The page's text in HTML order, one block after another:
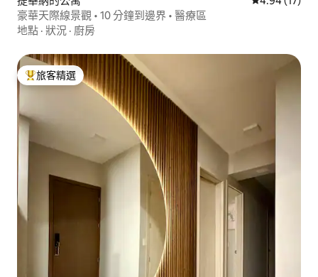
豪華天際線景觀 • 10 分鐘到邊界 • 醫療區
地點 · 狀況 · 廚房
旅客精選榜首
旅客精選